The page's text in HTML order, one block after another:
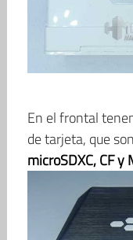
En el frontal
de tarjeta, que
microSDXC, CF y